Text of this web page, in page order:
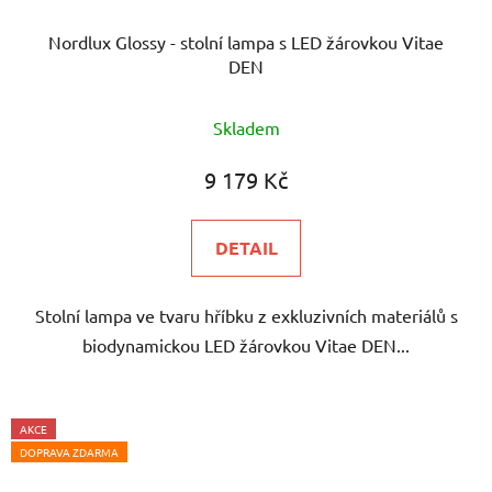
Nordlux Glossy - stolní lampa s LED žárovkou Vitae
DEN
Skladem
9 179 Kč
DETAIL
Stolní lampa ve tvaru hříbku z exkluzivních materiálů s
biodynamickou LED žárovkou Vitae DEN...
AKCE
DOPRAVA ZDARMA